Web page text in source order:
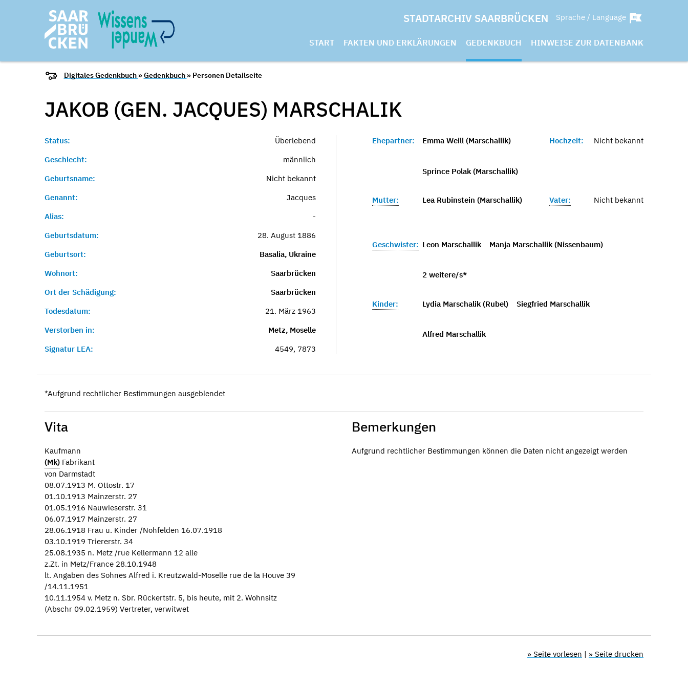
STADTARCHIV SAARBRÜCKEN Sprache / Language
START FAKTEN UND ERKLÄRUNGEN GEDENKBUCH HINWEISE ZUR DATENBANK
Digitales Gedenkbuch »Gedenkbuch » Personen Detailseite
JAKOB (GEN. JACQUES) MARSCHALIK
Status:
Überlebend
Geschlecht:
männlich
Geburtsname:
Nicht bekannt
Genannt:
Jacques
Alias:
-
Geburtsdatum:
28. August 1886
Geburtsort:
Basalia, Ukraine
Wohnort:
Saarbrücken
Ort der Schädigung:
Saarbrücken
Todesdatum:
21. März 1963
Verstorben in:
Metz, Moselle
Signatur LEA:
4549, 7873
Ehepartner: Emma Weill (Marschallik)
Sprince Polak (Marschallik)
Hochzeit: Nicht bekannt
Mutter: Lea Rubinstein (Marschallik) Vater: Nicht bekannt
Geschwister: Leon Marschallik Manja Marschallik (Nissenbaum)
2 weitere/s*
Kinder: Lydia Marschalik (Rubel) Siegfried Marschallik
Alfred Marschallik
*Aufgrund rechtlicher Bestimmungen ausgeblendet
Vita
Kaufmann
(Mk) Fabrikant
von Darmstadt
08.07.1913 M. Ottostr. 17
01.10.1913 Mainzerstr. 27
01.05.1916 Nauwieserstr. 31
06.07.1917 Mainzerstr. 27
28.06.1918 Frau u. Kinder /Nohfelden 16.07.1918
03.10.1919 Triererstr. 34
25.08.1935 n. Metz /rue Kellermann 12 alle
z.Zt. in Metz/France 28.10.1948
lt. Angaben des Sohnes Alfred i. Kreutzwald-Moselle rue de la Houve 39
/14.11.1951
10.11.1954 v. Metz n. Sbr. Rückertstr. 5, bis heute, mit 2. Wohnsitz
(Abschr 09.02.1959) Vertreter, verwitwet
Bemerkungen
Aufgrund rechtlicher Bestimmungen können die Daten nicht angezeigt werden
» Seite vorlesen | » Seite drucken